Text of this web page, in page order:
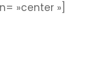
»center »]